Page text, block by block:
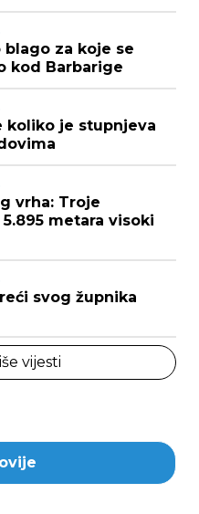
za koje se
kod Barbarige
koliko je stupnjeva
vrha: Troje
metara visoki
svog župnika
vijesti